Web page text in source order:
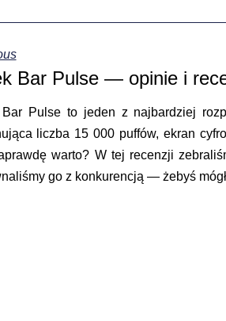
Bar Pulse — opinie i
Pulse to jeden z najbardziej
liczba 15 000 puffów, ekran
warto? W tej recenzji
go z konkurencją — żebyś